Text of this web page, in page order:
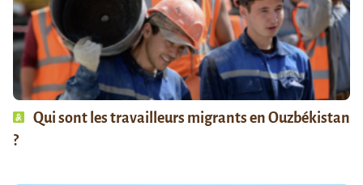
Qui sont les travailleurs migrants en Ouzbékistan
?